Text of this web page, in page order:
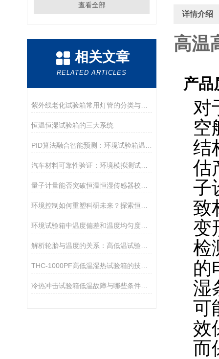
查看全部
相关文章
RELATED ARTICLES
紫外线老化试验箱常用灯管的分类与适用范围
恒温恒湿试验箱的三大系统
THC-1000PF高低温湿热试验箱的技术参数
冷热冲击试验箱低温故障与哪些条件有关
详情介绍
高温
产品
对
空
结
估
子
致
变
检
的
湿
可
效
而